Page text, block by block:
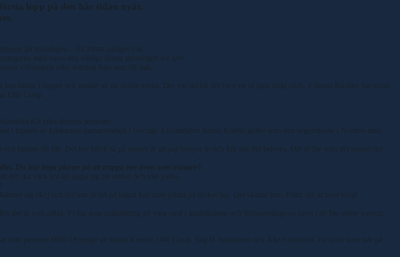
lopp på den här sidan nyår.
på måndagen – för första gången i år.
med vann den viktiga första styrningen för året.
i förstapris efter ledning från start till mål.
hästar i loppet och trodde att de skulle vinna. Det var därför det blev ett så pass högt odds. Eskimo Brother har skött
Olle Goop.
Kil efter dennes semester.
i toppen av kuskarnas maratontabell i Sverige. Finländaren Jorma Kontio gäller som den segerrikaste i Norden med
hjälpte till lite. Det har blivit så på senare år att jag hoppar in och kör när det behövs. Det är lite som det passar det
Du har inga planer på att trappa ner även som tränare?
det ska vara bra att lägga sig på soffan och inte jobba.
sig okej och det inte är fel på något kan man jobba på tycker jag. Det skadar inte. Eller, det är bara roligt.
det är som alltid. Vi har som målsättning att vara med i årgångslopp och förhoppningsvis även i de lite större loppen.
passerat 6000 i Sverige är Jorma Kontio, Olle Goop, Stig H Johansson och Åke Svanstedt. En kusk som står på